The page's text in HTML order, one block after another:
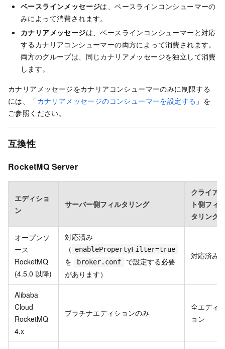
ベースラインメッセージは、ベースラインコンシューマーの
みによって消費されます。
カナリアメッセージは、ベースラインコンシューマーと対応
するカナリアコンシューマーの両方によって消費されます。
両方のグループは、同じカナリアメッセージを独立して消費
します。
カナリアメッセージをカナリアコンシューマーのみに制限する
には、「カナリアメッセージのコンシューマーを設定する 」を
ご参照ください。
互換性
RocketMQ Server
エディショ
ン
サーバー側フィルタリング
クライア
ト側フィ
タリング
オープンソ
ース
RocketMQ
(4.5.0 以降)
対応済み
（ enablePropertyFilter=true
を broker.conf
で設定する必要
があります）
対応済み
Alibaba
Cloud
RocketMQ
4.x
プラチナエディションのみ
全エディ
ョン